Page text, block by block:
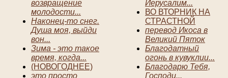
возвращение
молодости...
Наконец-то снег.
Душа моя, выйди
вон...
Зима - это такое
время, когда...
(НОВОГОДНЕЕ)
это просто
Иерусалим...
ВО ВТОРНИК НА
СТРАСТНОЙ
перевод Икоса в
Великий Пяток
Благодатный
огонь в кувуклии...
Благодарю Тебя,
Господи...